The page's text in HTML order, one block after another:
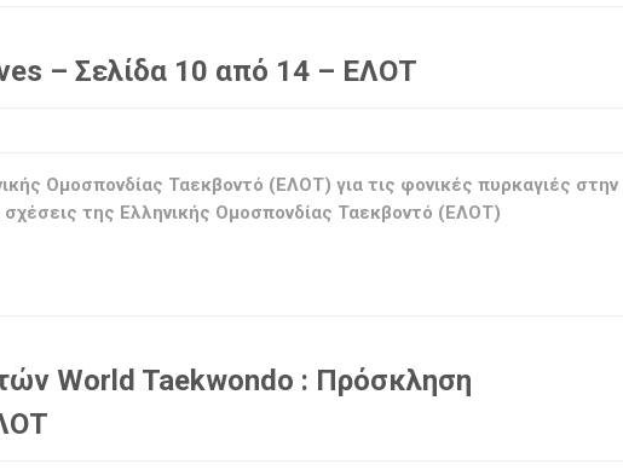
– Σελίδα 10 από 14 – ΕΛΟΤ
Ομοσπονδίας Ταεκβοντό (ΕΛΟΤ) για τις φονικές πυρκαγιές στην
της Ελληνικής Ομοσπονδίας Ταεκβοντό (ΕΛΟΤ)
World Taekwondo : Πρόσκληση